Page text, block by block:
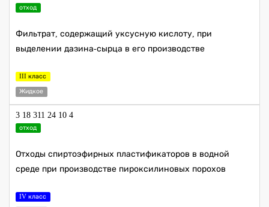
отход
Фильтрат, содержащий уксусную кислоту, при
выделении дазина-сырца в его производстве
III класс
Жидкое
3 18 311 24 10 4
отход
Отходы спиртоэфирных пластификаторов в водной
среде при производстве пироксилиновых порохов
IV класс